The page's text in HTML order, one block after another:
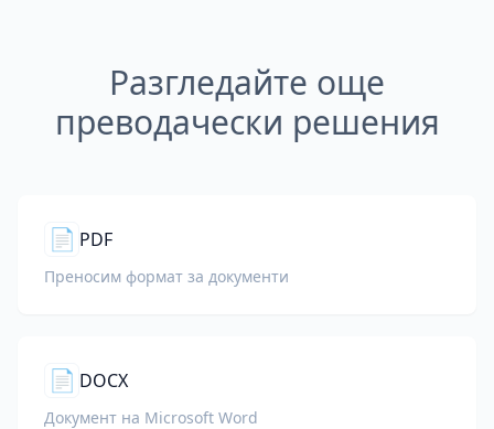
Разгледайте още
преводачески решения
📄 PDF
Преносим формат за документи
📄 DOCX
Документ на Microsoft Word